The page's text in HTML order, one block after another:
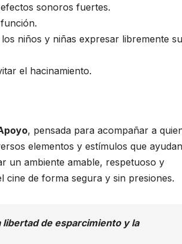
sonoros fuertes.
niños y niñas expresar libremente
el hacinamiento.
, pensada para acompañar a
elementos y estímulos que
un ambiente amable, respetuoso y
cine de forma segura y sin presiones.
libertad de esparcimiento y la